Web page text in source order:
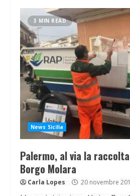
3 MIN READ
News Sicilia
Palermo, al via la
Borgo Molara
Carla Lopes 20 novembre